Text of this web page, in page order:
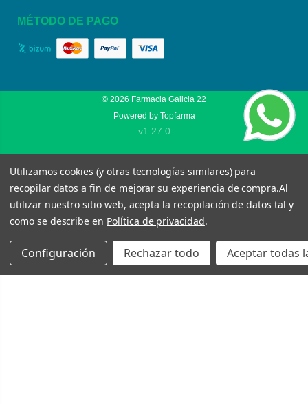
MÉTODO DE PAGO
© 2026 Farmacia Galicia 22
Powered by Topfarma
v1.27.0
Utilizamos cookies (y otras tecnologías similares) para
recopilar datos a fin de mejorar su experiencia de compra.Al
utilizar nuestro sitio web, acepta la recopilación de datos tal y
como se describe en Política de privacidad.
Configuración Rechazar todo Aceptar todas